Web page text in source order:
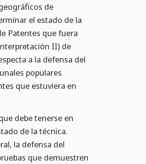
de
el estado de la
Patentes que fuera
II) de
a la defensa del
populares
que estuviera en
debe tenerse en
de la técnica.
la defensa del
que demuestren